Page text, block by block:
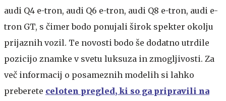
audi Q4 e-tron, audi Q6 e-tron, audi Q8 e-tron, audi e-
tron GT, s čimer bodo ponujali širok spekter okolju
prijaznih vozil. Te novosti bodo še dodatno utrdile
pozicijo znamke v svetu luksuza in zmogljivosti. Za
več informacij o posameznih modelih si lahko
preberete celoten pregled, ki so ga pripravili na